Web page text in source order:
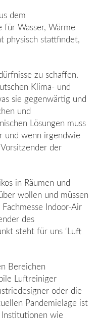
dem
für Wasser, Wärme
physisch stattfindet,
zu schaffen.
Klima- und
sie gegenwärtig und
und
Lösungen muss
und wenn irgendwie
der
in Räumen und
wollen und müssen
Indoor-Air
des
steht für uns ‘Luft
Bereichen
Luftreiniger
oder die
Pandemielage ist
wie